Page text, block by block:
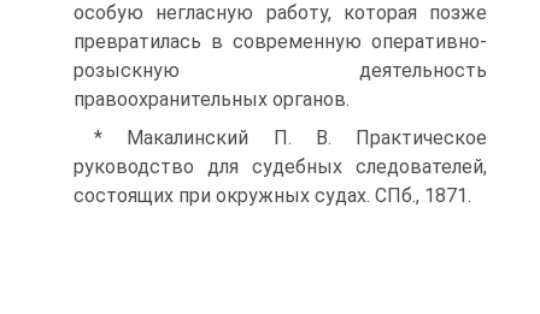
особую негласную работу, которая позже
превратилась в современную оперативно-
розыскную деятельность
правоохранительных органов.
* Макалинский П. В. Практическое
руководство для судебных следователей,
состоящих при окружных судах. СПб., 1871.